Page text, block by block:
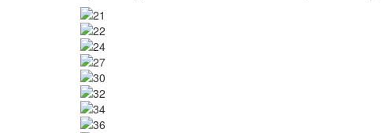
Image
Image
Image
Image
Image
Image
Image
Image